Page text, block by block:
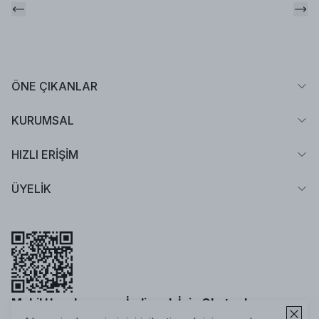
ÖNE ÇIKANLAR
KURUMSAL
HIZLI ERİŞİM
ÜYELİK
Mobil Uygulamamızı İndirmek İçin Okutun!